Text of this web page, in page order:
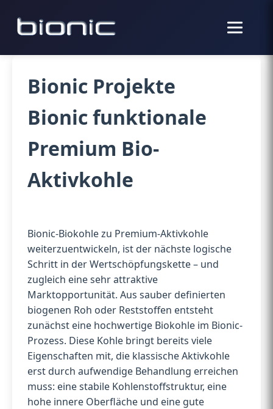
Bionic Projekte
Bionic funktionale
Premium Bio-
Aktivkohle
Bionic-Biokohle zu Premium-Aktivkohle
weiterzuentwickeln, ist der nächste logische
Schritt in der Wertschöpfungskette – und
zugleich eine sehr attraktive
Marktopportunität. Aus sauber definierten
biogenen Roh oder Reststoffen entsteht
zunächst eine hochwertige Biokohle im Bionic-
Prozess. Diese Kohle bringt bereits viele
Eigenschaften mit, die klassische Aktivkohle
erst durch aufwendige Behandlung erreichen
muss: eine stabile Kohlenstoffstruktur, eine
hohe innere Oberfläche und eine gute